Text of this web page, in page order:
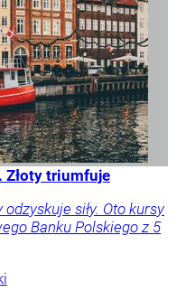
Złoty triumfuje
siły. Oto kursy
Banku Polskiego z 5